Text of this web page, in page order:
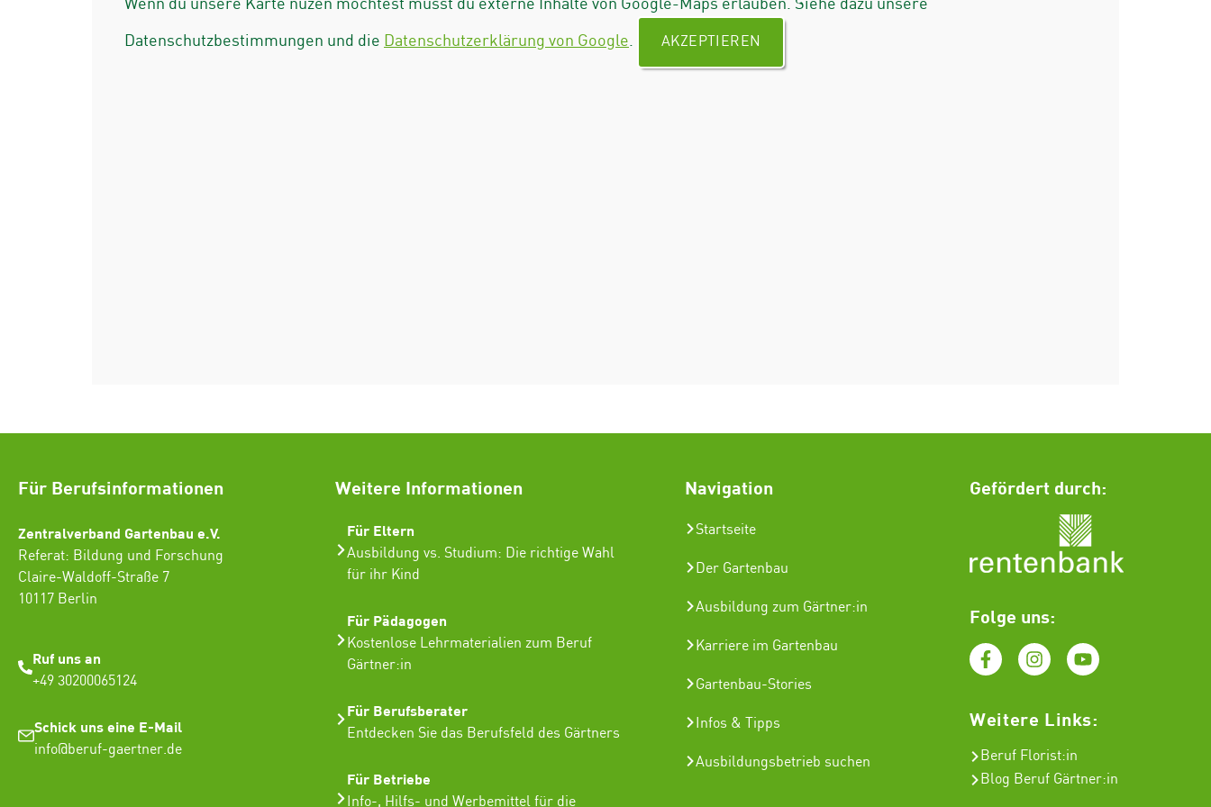
Wenn du unsere Karte nuzen möchtest musst du externe Inhalte von Google-Maps erlauben. Siehe dazu unsere
Datenschutzbestimmungen und die Datenschutzerklärung von Google AKZEPTIEREN
Für Berufsinformationen
Zentralverband Gartenbau e.V.
Referat: Bildung und Forschung
Claire-Waldoff-Straße 7
10117 Berlin
Ruf uns an
+49 30200065124
Schick uns eine E-Mail
info@beruf-gaertner.de
Weitere Informationen
Für Eltern
Ausbildung vs. Studium: Die richtige Wahl
für ihr Kind
Für Pädagogen
Kostenlose Lehrmaterialien zum Beruf
Gärtner:in
Für Berufsberater
Entdecken Sie das Berufsfeld des Gärtners
Für Betriebe
Info-, Hilfs- und Werbemittel für die
Navigation
Startseite
Der Gartenbau
Ausbildung zum Gärtner:in
Karriere im Gartenbau
Gartenbau-Stories
Infos & Tipps
Ausbildungsbetrieb suchen
Gefördert durch:
Folge uns:
Weitere Links:
Beruf Florist:in
Blog Beruf Gärtner:in